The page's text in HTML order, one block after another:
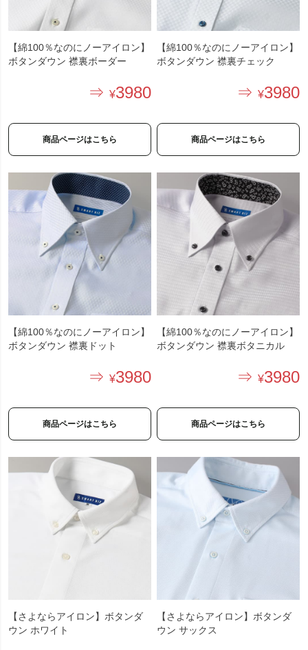
【綿100％なのにノーアイロン】
ボタンダウン 襟裏ボーダー
3980
商品ページはこちら
【綿100％なのにノーアイロン】
ボタンダウン 襟裏チェック
3980
商品ページはこちら
【綿100％なのにノーアイロン】
ボタンダウン 襟裏ドット
3980
商品ページはこちら
【綿100％なのにノーアイロン】
ボタンダウン 襟裏ボタニカル
3980
商品ページはこちら
【さよならアイロン】ボタンダ
ウン ホワイト
【さよならアイロン】ボタンダ
ウン サックス